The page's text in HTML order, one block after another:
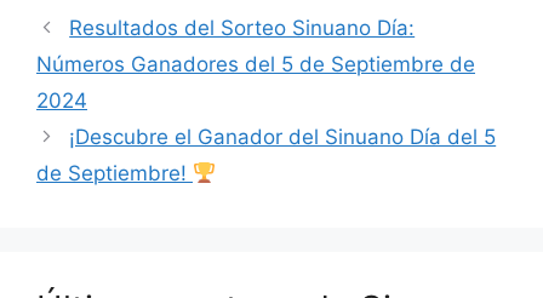
Resultados del Sorteo Sinuano Día:
Números Ganadores del 5 de Septiembre de
2024
¡Descubre el Ganador del Sinuano Día del 5
de Septiembre!